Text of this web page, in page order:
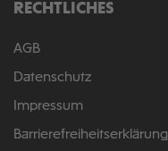
RECHTLICHES
AGB
Datenschutz
Impressum
Barrierefreiheitserklärung